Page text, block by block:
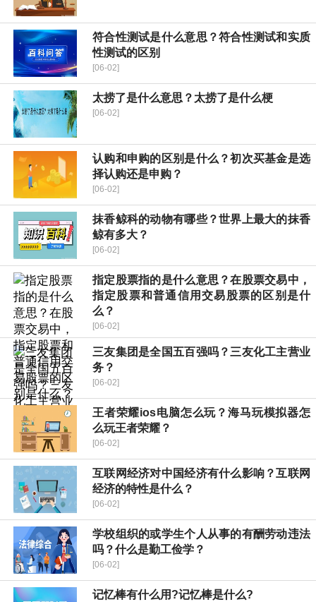
符合性测试是什么意思？符合性测试和实质
性测试的区别
[06-02]
太捞了是什么意思？太捞了是什么梗
[06-02]
认购和申购的区别是什么？初次买基金是选
择认购还是申购？
[06-02]
抹香鲸科的动物有哪些？世界上最大的抹香
鲸有多大？
[06-02]
指定股票指的是什么意思？在股票交易中，
指定股票和普通信用交易股票的区别是什
么？
[06-02]
三友集团是全国五百强吗？三友化工主营业
务？
[06-02]
王者荣耀ios电脑怎么玩？海马玩模拟器怎
么玩王者荣耀？
[06-02]
互联网经济对中国经济有什么影响？互联网
经济的特性是什么？
[06-02]
学校组织的或学生个人从事的有酬劳动违法
吗？什么是勤工俭学？
[06-02]
记忆棒有什么用?记忆棒是什么?